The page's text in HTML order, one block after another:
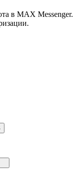
в MAX Messenger.